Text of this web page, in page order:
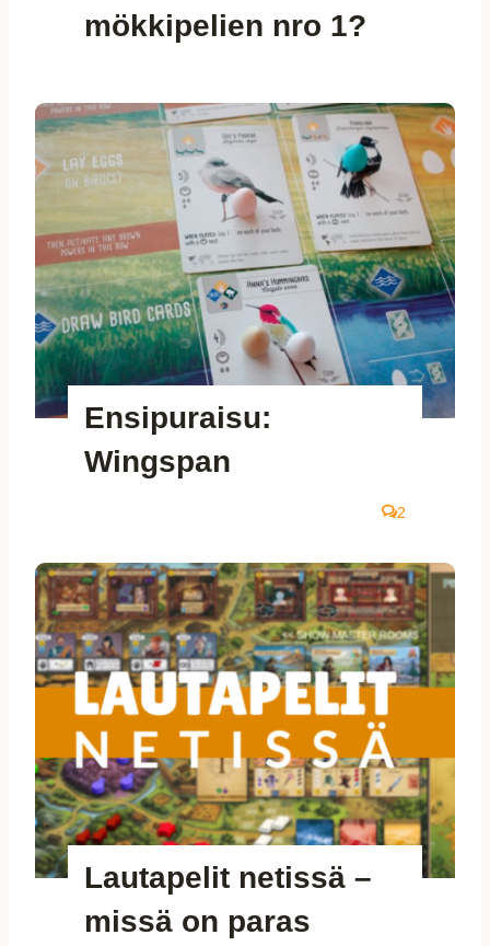
mökkipelien nro 1?
Ensipuraisu:
Wingspan
2
Lautapelit netissä –
missä on paras